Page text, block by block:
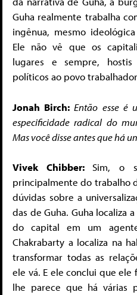
Guha realmente trabalha
ingênua, mesmo
Ele não vê que os
lugares e sempre,
políticos ao povo
Jonah Birch:Então esse é
especificidade radical do
Mas você disse antes que há
Vivek Chibber:Sim, o
principalmente do trabalho
dúvidas sobre a
das de Guha. Guha localiza
do capital em um
Chakrabarty a localiza na
transformar todas as
ele vá. E ele conclui que
lhe parece que há várias